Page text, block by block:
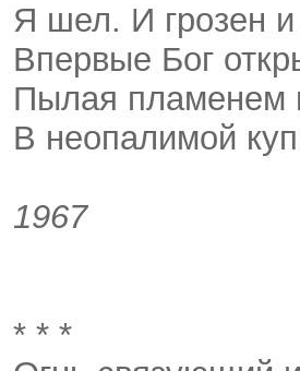
Я шел. И грозен и
Впервые Бог
Пылая пламенем
В неопалимой
1967
* * *